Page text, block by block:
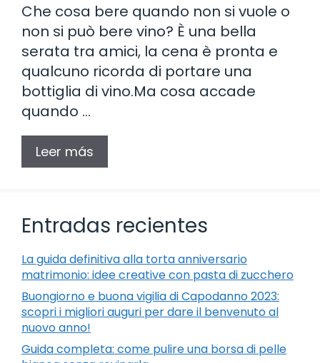
Che cosa bere quando non si vuole o
non si può bere vino? È una bella
serata tra amici, la cena è pronta e
qualcuno ricorda di portare una
bottiglia di vino.Ma cosa accade
quando …
Leer más
Entradas recientes
La guida definitiva alla torta anniversario
matrimonio: idee creative con pasta di zucchero
Buongiorno e buona vigilia di Capodanno 2023:
scopri i migliori auguri per dare il benvenuto al
nuovo anno!
Guida completa: come pulire una borsa di pelle